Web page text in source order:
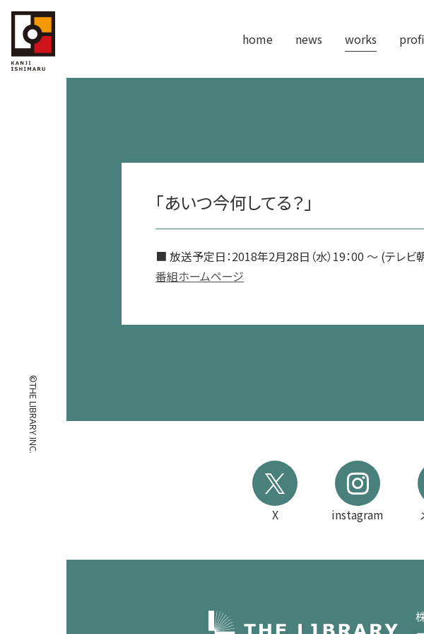
home news works
「あいつ今何してる？」
■ 放送予定日：2018年2月28日（水）19：00 ～ (テレビ
番組ホームページ
X instagram
©THE LIBRARY INC.